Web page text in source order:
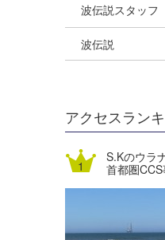
Yasunari Inoue
Yoshiyuki Obata
DELTA
熊谷素子
Colors
WAVAL
福島寿実子
中浦“JET”章
進士剛光
植村未来
波伝説スタッフ
☆加藤
Aichan
ECE
波伝説
アクセスラン
S.Kのウラ
首都圏CCS